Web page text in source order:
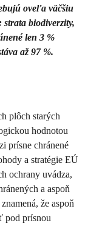
oveľa väčšiu
biodiverzity,
len 3 %
až 97 %.
plôch starých
hodnotou
prísne chránené
a stratégie EÚ
ochrany uvádza,
a aspoň
že aspoň
pod prísnou